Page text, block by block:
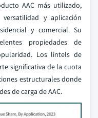
AAC más utilizado,
y aplicación
y comercial. Su
propiedades de
Los lintels de
significativa de la cuota
estructurales donde
de carga de AAC.